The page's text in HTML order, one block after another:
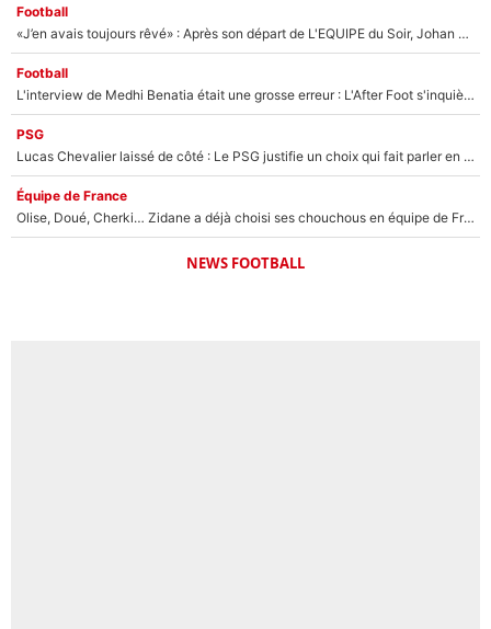
Football
«J’en avais toujours rêvé» : Après son départ de L'EQUIPE du Soir, Johan Micoud va rebondir avec une activité «confidentielle»
Football
L'interview de Medhi Benatia était une grosse erreur : L'After Foot s'inquiète pour l'avenir de l'ancien dirigeant de l'OM qui pourrait rester longtemps au chômage
PSG
Lucas Chevalier laissé de côté : Le PSG justifie un choix qui fait parler en plein mercato
Équipe de France
Olise, Doué, Cherki… Zidane a déjà choisi ses chouchous en équipe de France ? L’IA annonce des surprises sans Kylian Mbappé !
NEWS FOOTBALL